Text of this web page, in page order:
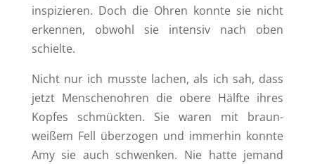
inspizieren. Doch die Ohren konnte sie nicht
erkennen, obwohl sie intensiv nach oben
schielte.
Nicht nur ich musste lachen, als ich sah, dass
jetzt Menschenohren die obere Hälfte ihres
Kopfes schmückten. Sie waren mit braun-
weißem Fell überzogen und immerhin konnte
Amy sie auch schwenken. Nie hatte jemand